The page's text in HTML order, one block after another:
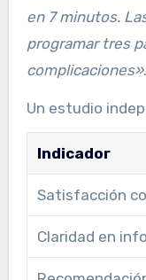
en 7 minutos.
programar tres
complicaciones».
Un estudio
Indicador
Satisfacción
Claridad en